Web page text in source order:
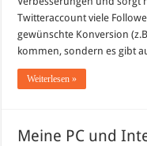
Twitteraccount viele
gewünschte Konversion
kommen, sondern es gibt
Weiterlesen »
Meine PC und